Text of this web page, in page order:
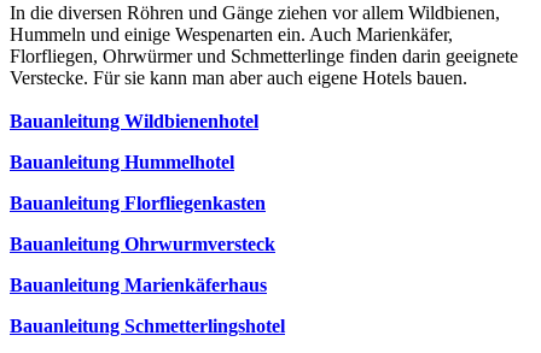
In die diversen Röhren und Gänge ziehen vor allem Wildbienen,
Hummeln und einige Wespenarten ein. Auch Marienkäfer,
Florfliegen, Ohrwürmer und Schmetterlinge finden darin geeignete
Verstecke. Für sie kann man aber auch eigene Hotels bauen.
Bauanleitung Wildbienenhotel
Bauanleitung Hummelhotel
Bauanleitung Florfliegenkasten
Bauanleitung Ohrwurmversteck
Bauanleitung Marienkäferhaus
Bauanleitung Schmetterlingshotel